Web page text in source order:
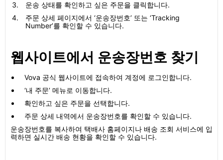
운송 상태를 확인하고 싶은 주문을 클릭합니다.
주문 상세 페이지에서 ‘운송장번호’ 또는 ‘Tracking
Number’를 확인할 수 있습니다.
웹사이트에서 운송장번호 찾기
Vova 공식 웹사이트에 접속하여 계정에 로그인합니다.
‘내 주문’ 메뉴로 이동합니다.
확인하고 싶은 주문을 선택합니다.
주문 상세 내역에서 운송장번호를 확인할 수 있습니다.
운송장번호를 복사하여 택배사 홈페이지나 배송 조회 서비스에 입
력하면 실시간 배송 현황을 확인할 수 있습니다.